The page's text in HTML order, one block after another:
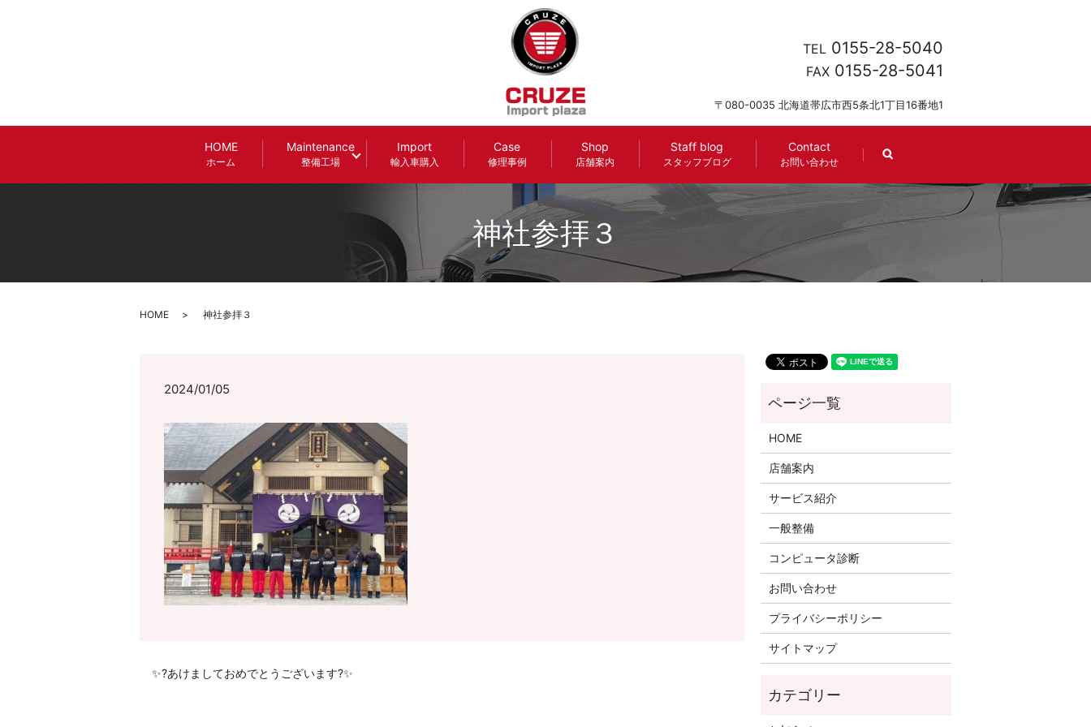
HOME
ホーム
Maintenance
整備工場
Import
輸入車購入
Case
修理事例
Shop
店舗案内
Staff blog
スタッフブログ
Contact
お問い合わせ search
TEL 0155-28-5040
FAX 0155-28-5041
〒080-0035 北海道帯広市西5条北1丁目16番地1
神社参拝３
HOME 神社参拝３
2024/01/05
✨?あけましておめでとうございます?✨
HOME
店舗案内
サービス紹介
一般整備
コンピュータ診断
お問い合わせ
プライバシーポリシー
サイトマップ